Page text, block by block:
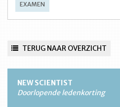
EXAMEN
TERUG NAAR OVERZICHT
NEW SCIENTIST
Doorlopende ledenkorting